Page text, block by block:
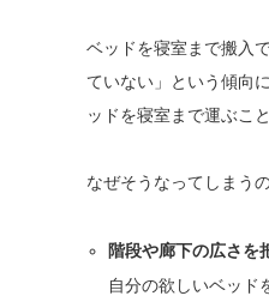
ベッドを寝室まで搬入
ていない」という傾向
ッドを寝室まで運ぶこ
なぜそうなってしまう
階段や廊下の広さを
自分の欲しいベッド